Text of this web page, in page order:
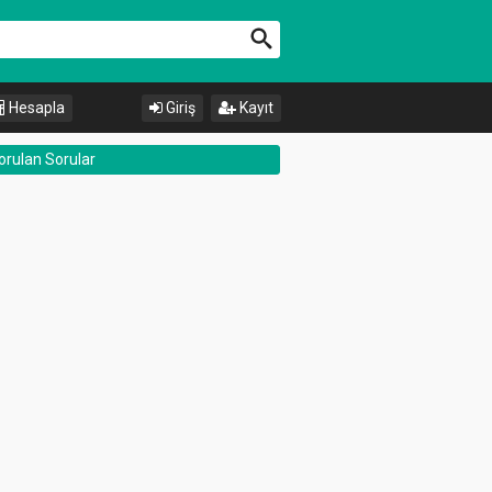
Hesapla Kayıt
Giriş
Sorular